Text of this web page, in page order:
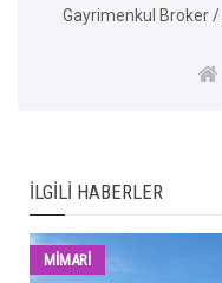
Gayrimenkul Broker
İLGILI HABERLER
MİMARİ